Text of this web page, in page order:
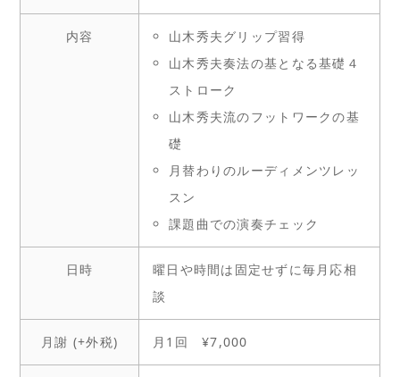
内容
山木秀夫グリップ習得
山木秀夫奏法の基となる基礎４
ストローク
山木秀夫流のフットワークの基
礎
月替わりのルーディメンツレッ
スン
課題曲での演奏チェック
日時
曜日や時間は固定せずに毎月応相
談
月謝 (+外税) 月1回 ¥7,000